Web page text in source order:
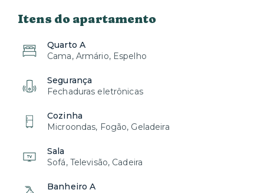
Itens do apartamento
Quarto A
Cama, Armário, Espelho
Segurança
Fechaduras eletrônicas
Cozinha
Microondas, Fogão, Geladeira
Sala
Sofá, Televisão, Cadeira
Banheiro A